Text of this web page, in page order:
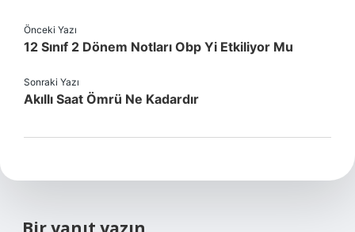
Önceki Yazı
12 Sınıf 2 Dönem Notları Obp Yi Etkiliyor Mu
Sonraki Yazı
Akıllı Saat Ömrü Ne Kadardır